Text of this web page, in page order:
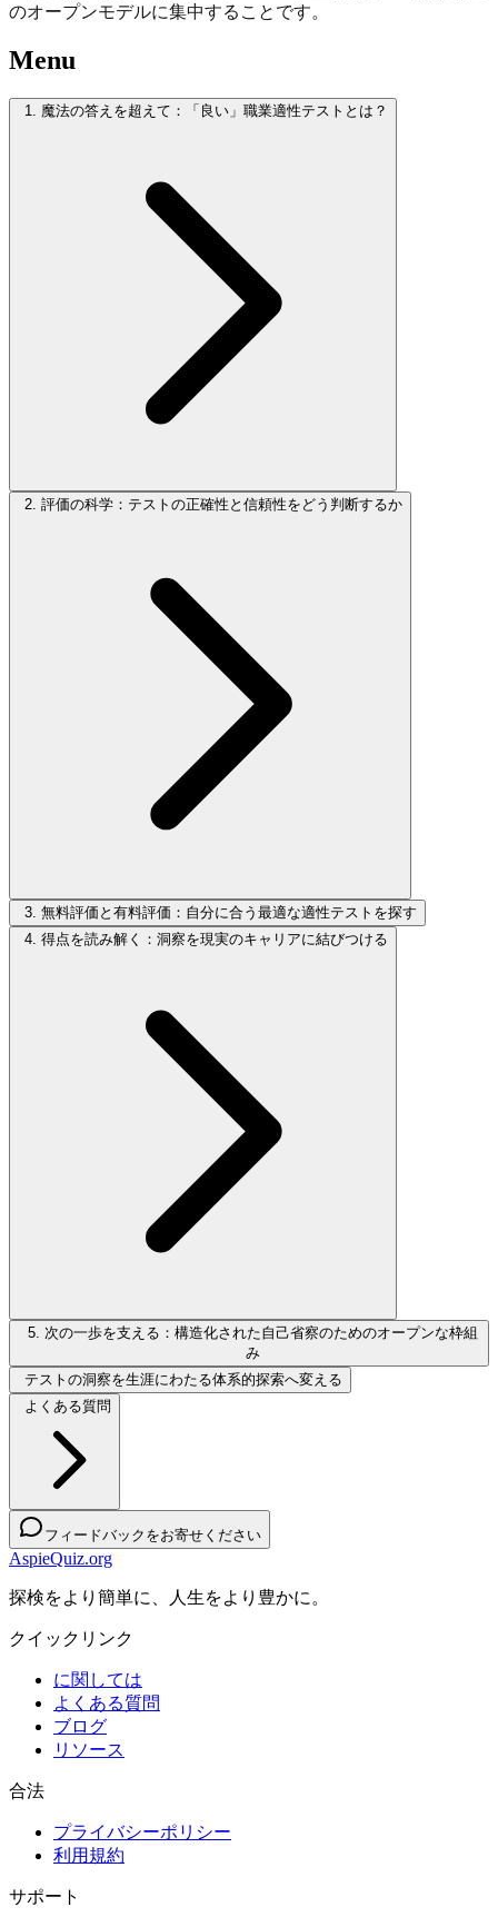
のオープンモデルに集中することです。
Menu
1. 魔法の答えを超えて：「良い」職業適性テストとは？
2. 評価の科学：テストの正確性と信頼性をどう判断するか
3. 無料評価と有料評価：自分に合う最適な適性テストを探す
4. 得点を読み解く：洞察を現実のキャリアに結びつける
5. 次の一歩を支える：構造化された自己省察のためのオープンな枠組
み
テストの洞察を生涯にわたる体系的探索へ変える
よくある質問
フィードバックをお寄せください
AspieQuiz.org
探検をより簡単に、人生をより豊かに。
クイックリンク
に関しては
よくある質問
ブログ
リソース
合法
プライバシーポリシー
利用規約
サポート